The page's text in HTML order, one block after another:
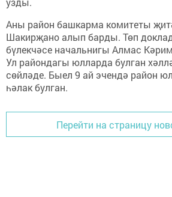
Аны район башкарма комитеты
Шакирҗано алып барды. Төп
бүлекчәсе начальнигы Алмас
Ул райондагы юлларда булган
сөйләде. Быел 9 ай эчендә район
һәлак булган.
Перейти на страницу